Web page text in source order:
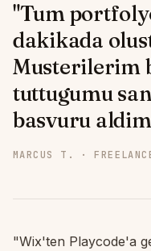
"Tum
dakikada
Musterilerim
tuttugumu
basvuru
MARCUS T. ·
"Wix'ten Playcode'a